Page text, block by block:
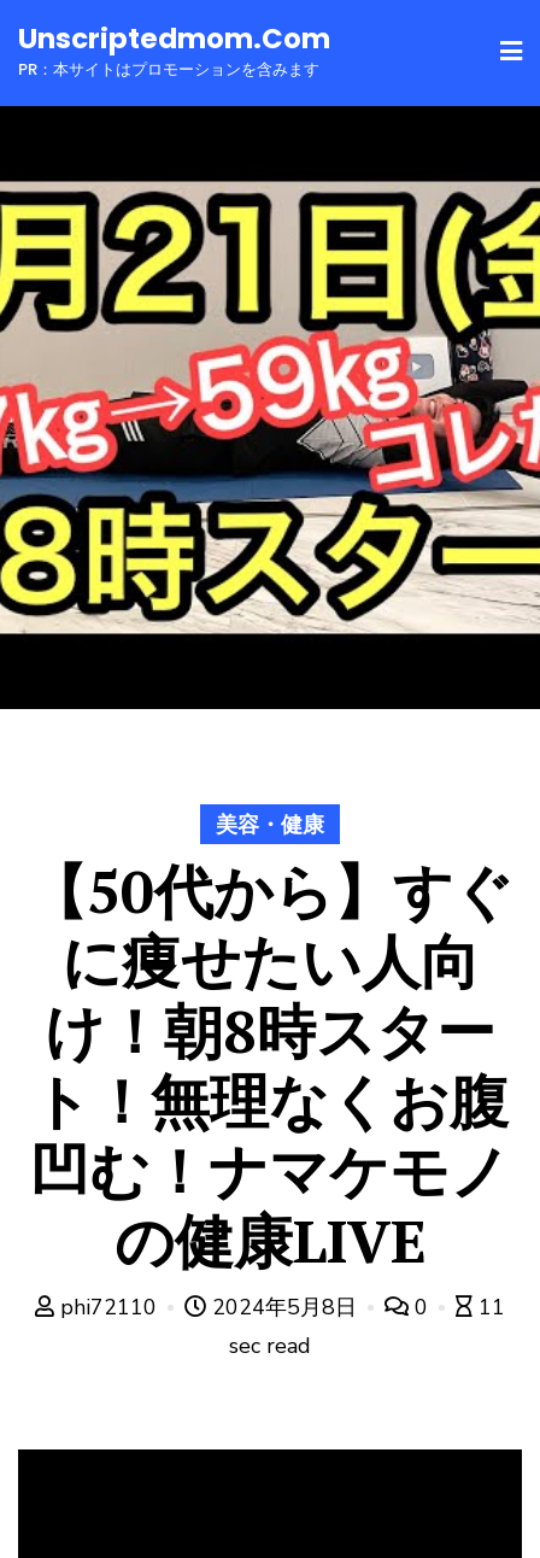
toUnscriptedmom.com
PR：本サイトはプロモーションを含みます
美容・健康
【50代から】すぐ
に痩せたい人向
け！朝8時スター
ト！無理なくお腹
凹む！ナマケモノ
の健康LIVE
phi72110 2024年5月8日 0
11
sec read